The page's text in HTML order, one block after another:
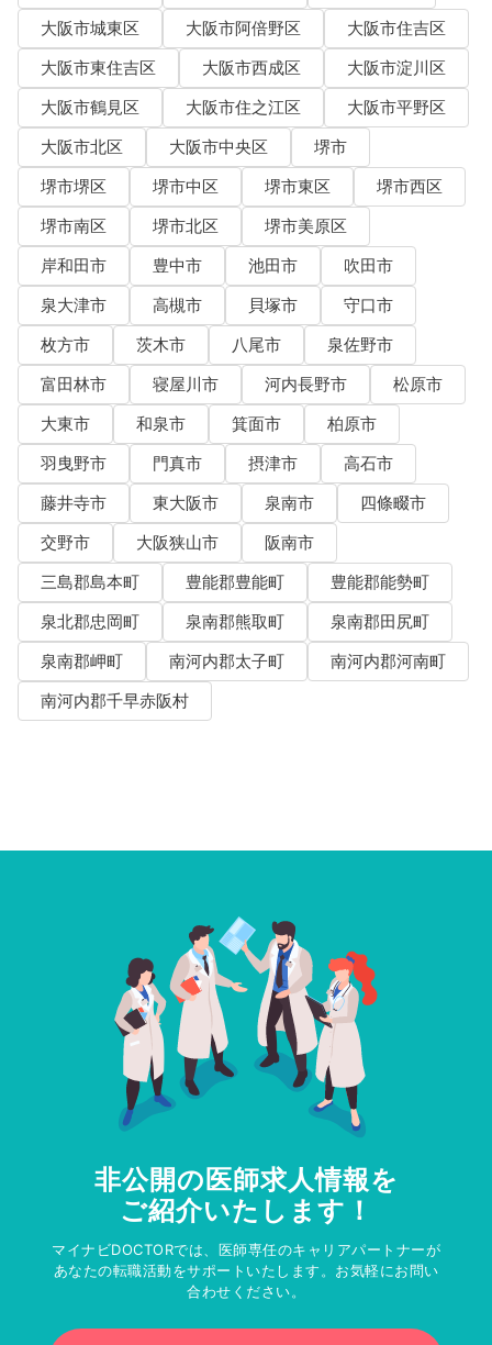
大阪市城東区
大阪市阿倍野区
大阪市住吉区
大阪市東住吉区
大阪市西成区
大阪市淀川区
大阪市鶴見区
大阪市住之江区
大阪市平野区
大阪市北区
大阪市中央区
堺市
堺市堺区
堺市中区 堺市東区
堺市西区
堺市南区
堺市北区
堺市美原区
岸和田市
豊中市 池田市
吹田市
泉大津市
高槻市 貝塚市
守口市
枚方市
茨木市 八尾市
泉佐野市
富田林市
寝屋川市 河内長野市
松原市
大東市
和泉市 箕面市
柏原市
羽曳野市
門真市 摂津市
高石市
藤井寺市
東大阪市 泉南市
四條畷市
交野市
大阪狭山市
阪南市
三島郡島本町
豊能郡豊能町
豊能郡能勢町
泉北郡忠岡町
泉南郡熊取町
泉南郡田尻町
泉南郡岬町
南河内郡太子町
南河内郡河南町
南河内郡千早赤阪村
非公開の医師求人情報を
ご紹介いたします！
マイナビDOCTORでは、医師専任のキャリアパートナーが
あなたの転職活動をサポートいたします。お気軽にお問い
合わせください。